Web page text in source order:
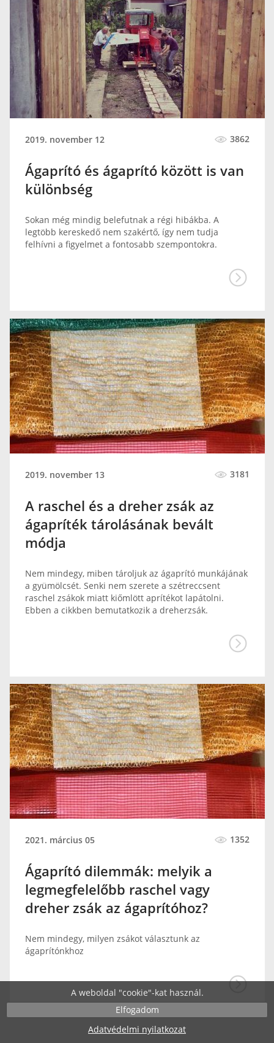
A weboldal "cookie"-kat használ.
Elfogadom
Adatvédelmi nyilatkozat
2019. november 12 3862
Ágaprító és ágaprító között is van
különbség
Sokan még mindig belefutnak a régi hibákba. A
legtöbb kereskedő nem szakértő, így nem tudja
felhívni a figyelmet a fontosabb szempontokra.
2019. november 13 3181
A raschel és a dreher zsák az
ágapríték tárolásának bevált
módja
Nem mindegy, miben tároljuk az ágaprító munkájának
a gyümölcsét. Senki nem szerete a szétreccsent
raschel zsákok miatt kiőmlött aprítékot lapátolni.
Ebben a cikkben bemutatkozik a dreherzsák.
2021. március 05 1352
Ágaprító dilemmák: melyik a
legmegfelelőbb raschel vagy
dreher zsák az ágaprítóhoz?
Nem mindegy, milyen zsákot választunk az
ágaprítónkhoz